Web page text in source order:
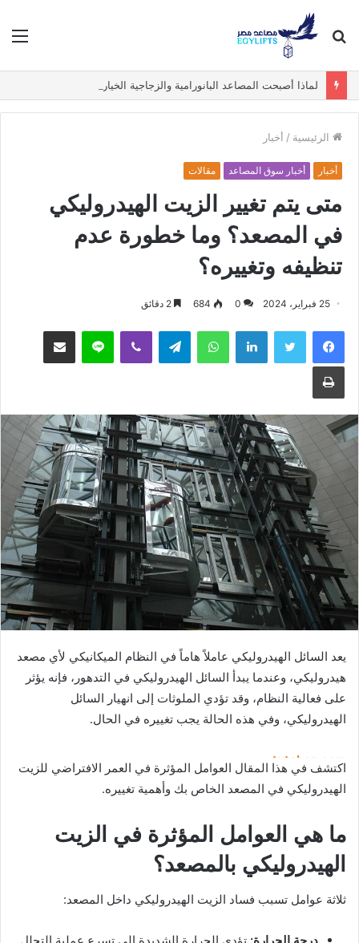
بحث
الرئيسية / أخبار
أخبار أخبار سوق المصاعد مقالات
متى يتم تغيير الزيت الهيدروليكي
في المصعد؟ وما خطورة عدم
تنظيفه وتغييره؟
25 فبراير، 2024 0
684
فيسبوك لينكدإن واتساب لاين
يعد السائل الهيدروليكي عاملاً هاماً في النظام الميكانيكي لأي مصعد
هيدروليكي، وعندما يبدأ السائل الهيدروليكي في التدهور، فإنه يؤثر
على فعالية النظام، وقد تؤدي الملوثات إلى انهيار السائل
الهيدروليكي، وفي هذه الحالة يجب تغييره في الحال.
tutobon.com
truhlarstvibilek.cz
tomnanclachwindfarm.co.uk
toploisir.com
saralilphoto.com
thepolarispetsalon.com
vm 1986 trøje
اكتشف في هذا المقال العوامل المؤثرة في العمر الافتراضي للزيت
الهيدروليكي في المصعد الخاص بك وأهمية تغييره.
ما هي العوامل المؤثرة في الزيت
الهيدروليكي بالمصعد؟
ثلاثة عوامل تسبب فساد الزيت الهيدروليكي داخل المصعد: